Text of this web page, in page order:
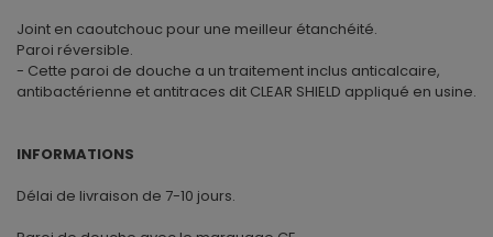
Joint en caoutchouc pour une meilleur étanchéité.
Paroi réversible.
- Cette paroi de douche a un traitement inclus anticalcaire,
antibactérienne et antitraces dit CLEAR SHIELD appliqué en usine.
INFORMATIONS
Délai de livraison de 7-10 jours.